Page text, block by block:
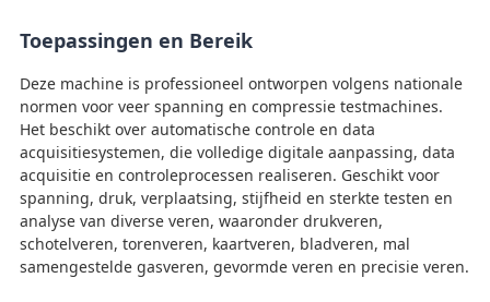
Toepassingen en Bereik
Deze machine is professioneel ontworpen volgens nationale
normen voor veer spanning en compressie testmachines.
Het beschikt over automatische controle en data
acquisitiesystemen, die volledige digitale aanpassing, data
acquisitie en controleprocessen realiseren. Geschikt voor
spanning, druk, verplaatsing, stijfheid en sterkte testen en
analyse van diverse veren, waaronder drukveren,
schotelveren, torenveren, kaartveren, bladveren, mal
samengestelde gasveren, gevormde veren en precisie veren.